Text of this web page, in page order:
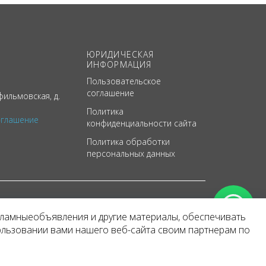
д.
ЮРИДИЧЕСКАЯ
ИНФОРМАЦИЯ
Пользовательское
соглашение
Политика
конфиденциальности сайта
Политика обработки
персональных данных
и другие материалы, обеспечивать
вами нашего веб-сайта своим партнерам по